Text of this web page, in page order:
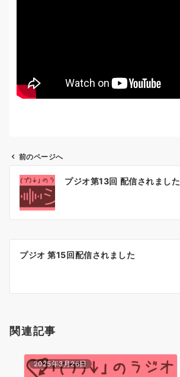
ン
前のページへ
プジオ第13回 配信されました
プジオ 第15回配信されました
関連記事
2025年3月26日